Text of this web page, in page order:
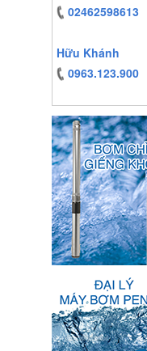
02462598613
Hữu Khánh
0963.123.900
https:/www.high-
endrolex.com/13